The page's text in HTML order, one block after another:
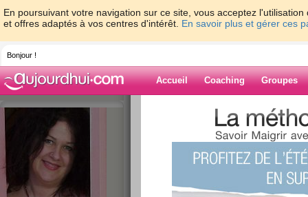
En poursuivant votre navigation sur ce site, vous acceptez
et offres adaptés à vos centres d'intérêt. En savoir plus et gérer ces
Bonjour !
Accueil Coaching Groupes
> Doubidouwah > De
Blog de